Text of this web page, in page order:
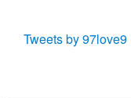
Tweets by 97love9